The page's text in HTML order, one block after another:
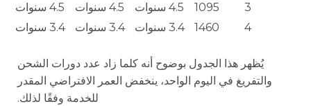
3
1095 4.5 سنوات 4.5 سنوات
4.5 سنوات
4
1460 3.4 سنوات 3.4 سنوات 3.4 سنوات
يُظهر هذا الجدول بوضوح أنه كلما زاد عدد دورات الشحن
والتفريغ في اليوم الواحد، ينخفض العمر الافتراضي المقدر
للخدمة وفقًا لذلك.